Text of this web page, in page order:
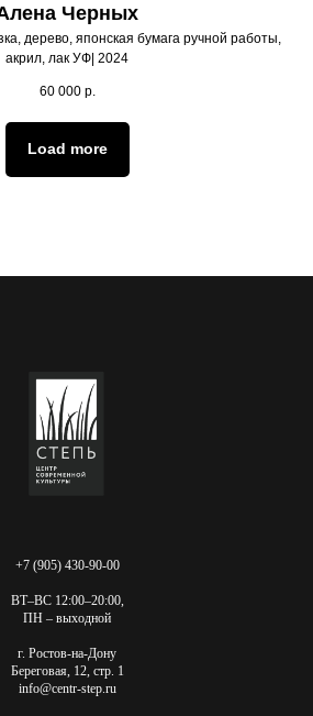
Черных
дерево, японская бумага ручной работы,
акрил, лак УФ| 2024
60 000 р.
Load more
+7 (905) 430-90-00
ВТ–ВС 12:00–20:00,
ПН – выходной
г. Ростов-на-Дону
Береговая, 12, стр. 1
info@centr-step.ru